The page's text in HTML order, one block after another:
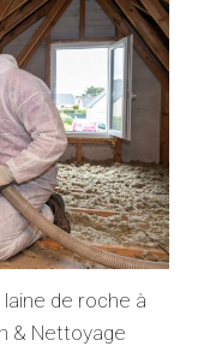
de roche à
& Nettoyage